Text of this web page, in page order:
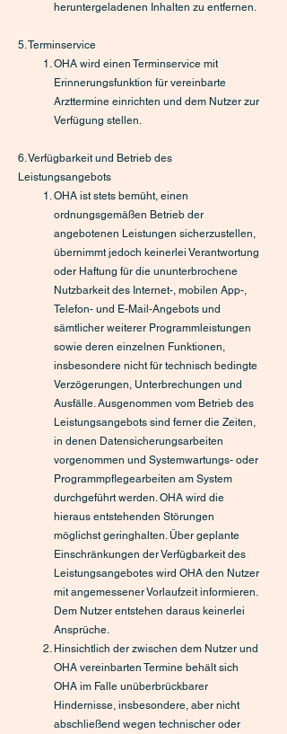
heruntergeladenen Inhalten zu entfernen.
5. Terminservice
OHA wird einen Terminservice mit
Erinnerungsfunktion für vereinbarte
Arzttermine einrichten und dem Nutzer zur
Verfügung stellen.
6. Verfügbarkeit und Betrieb des
Leistungsangebots
OHA ist stets bemüht, einen
ordnungsgemäßen Betrieb der
angebotenen Leistungen sicherzustellen,
übernimmt jedoch keinerlei Verantwortung
oder Haftung für die ununterbrochene
Nutzbarkeit des Internet-, mobilen App-,
Telefon- und E-Mail-Angebots und
sämtlicher weiterer Programmleistungen
sowie deren einzelnen Funktionen,
insbesondere nicht für technisch bedingte
Verzögerungen, Unterbrechungen und
Ausfälle. Ausgenommen vom Betrieb des
Leistungsangebots sind ferner die Zeiten,
in denen Datensicherungsarbeiten
vorgenommen und Systemwartungs- oder
Programmpflegearbeiten am System
durchgeführt werden. OHA wird die
hieraus entstehenden Störungen
möglichst geringhalten. Über geplante
Einschränkungen der Verfügbarkeit des
Leistungsangebotes wird OHA den Nutzer
mit angemessener Vorlaufzeit informieren.
Dem Nutzer entstehen daraus keinerlei
Ansprüche.
Hinsichtlich der zwischen dem Nutzer und
OHA vereinbarten Termine behält sich
OHA im Falle unüberbrückbarer
Hindernisse, insbesondere, aber nicht
abschließend wegen technischer oder